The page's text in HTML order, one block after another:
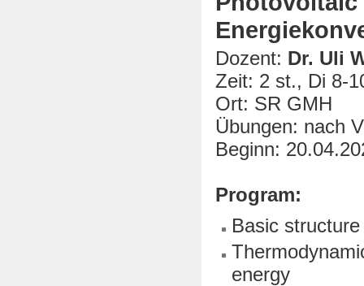
Dozent: Dr. Uli
Zeit: 2 st., Di 8-
Ort: SR GMH
Übungen: nach
Beginn:
Program:
Basic
energy